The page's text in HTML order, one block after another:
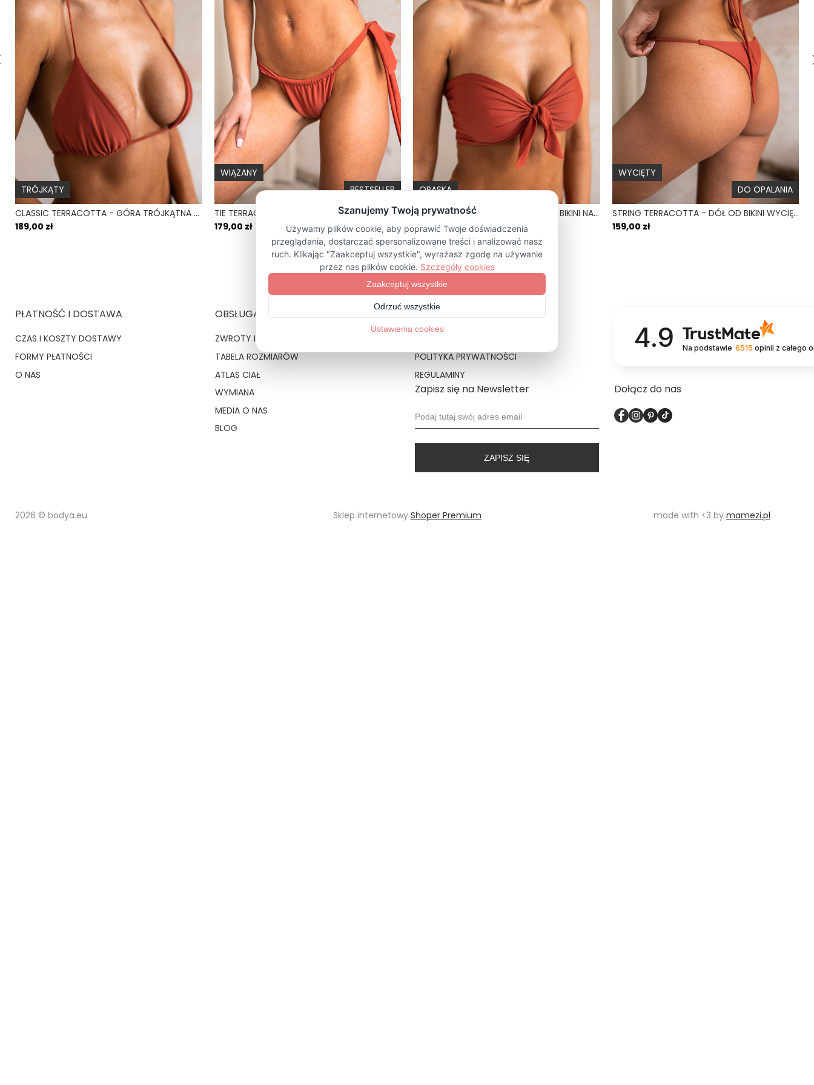
TRÓJKĄTY
CLASSIC TERRACOTTA - GÓRA TRÓJKĄTNA OD BIKINI WIĄZANA CEGLANY
189,00 zł
WIĄZANY
BESTSELLER
TIE TERRACOTTA - DÓŁ OD BIKINI WIĄZANY WYCIĘTY CEGLANY
179,00 zł
OPASKA
BANDEAU TERRACOTTA - GÓRA OD BIKINI NA MAŁY BIUST OPASKA CEGLANY
189,00 zł
WYCIĘTY
DO OPALANIA
STRING TERRACOTTA - DÓŁ OD BIKINI WYCIĘTY CEGLANY
159,00 zł
PŁATNOŚĆ I DOSTAWA
CZAS I KOSZTY DOSTAWY
FORMY PŁATNOŚCI
O NAS
OBSŁUGA KLIENTA
ZWROTY I REKLAMACJE
TABELA ROZMIARÓW
ATLAS CIAŁ
WYMIANA
MEDIA O NAS
BLOG
POLITYKA SKLEPU
POLITYKA PRYWATNOŚCI
REGULAMINY
Zapisz się na Newsletter
ZAPISZ SIĘ
4.9 Na podstawie 6515 opinii z całego
Dołącz do nas
2026 © bodya.eu Sklep internetowy Shoper Premium made with <3 by mamezi.pl